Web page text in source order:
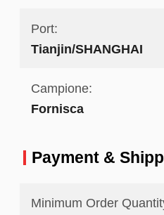
Port:
Tianjin/SHANGHAI
Campione:
Fornisca
Payment &
Minimum Order